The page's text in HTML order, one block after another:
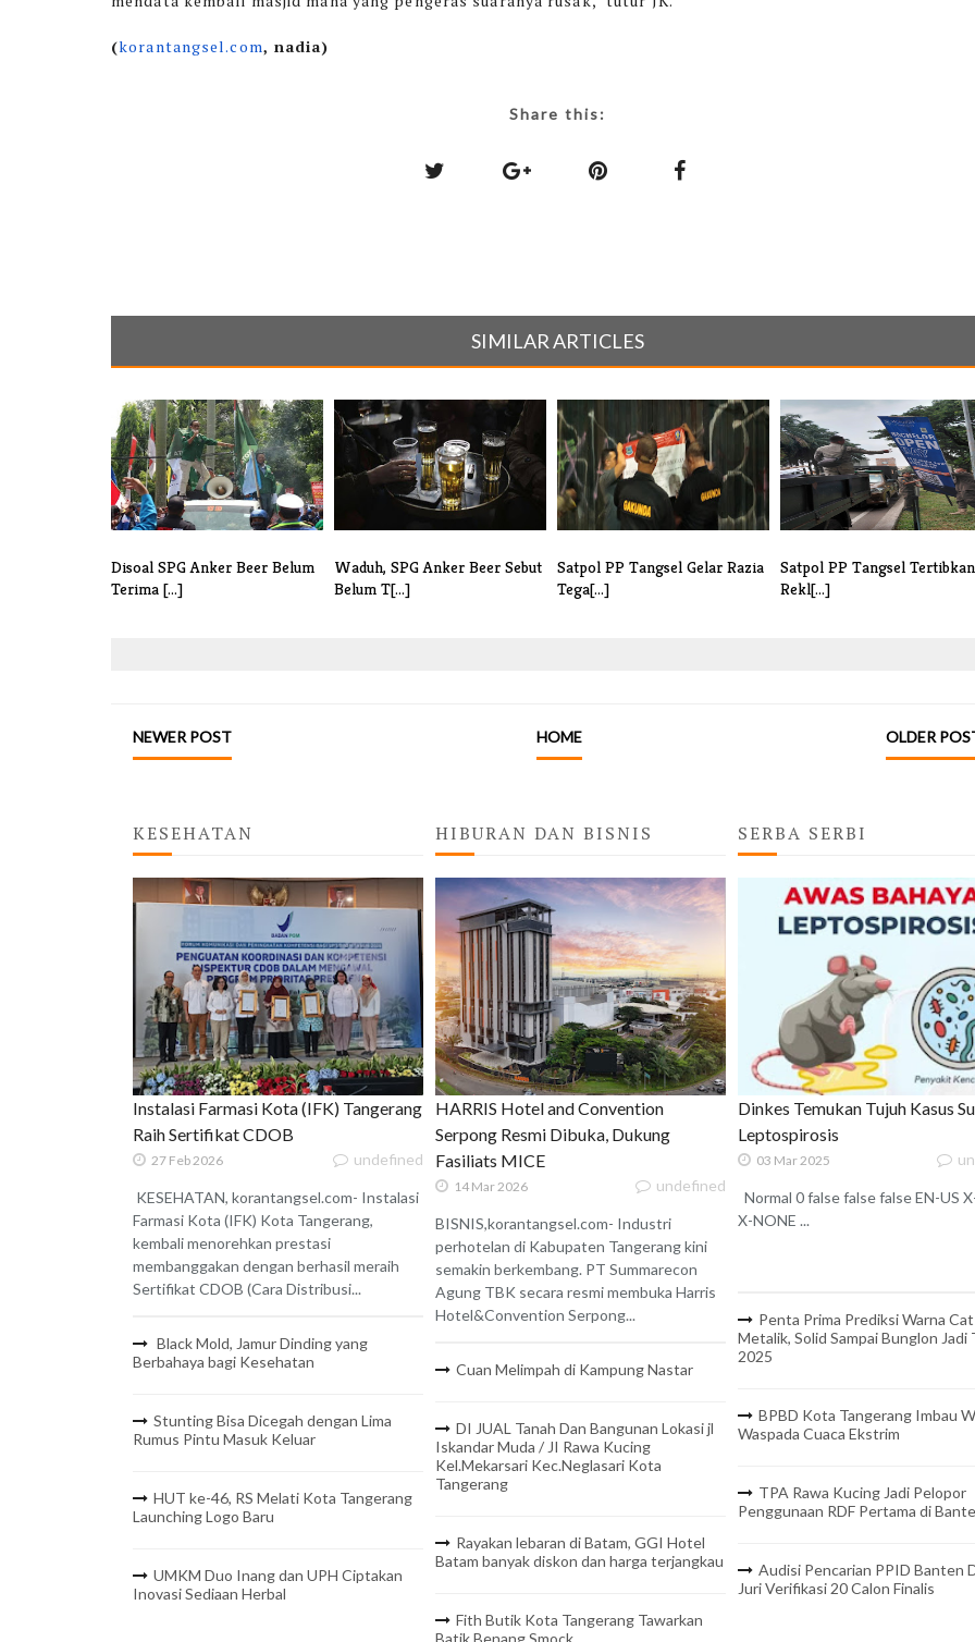
(korantangsel.com, nadia)
Share this:
SIMILAR ARTICLES
Disoal SPG Anker Beer Belum
Terima [...]
Waduh, SPG Anker Beer Sebut
Belum T[...]
Satpol PP Tangsel Gelar Razia
Tega[...]
Satpol PP Tangsel
Rekl[...]
NEWER POST OLDER
HOME
KESEHATAN
Instalasi Farmasi Kota (IFK) Tangerang
Raih Sertifikat CDOB
27 Feb 2026 undefined
KESEHATAN, korantangsel.com- Instalasi
Farmasi Kota (IFK) Kota Tangerang,
kembali menorehkan prestasi
membanggakan dengan berhasil meraih
Sertifikat CDOB (Cara Distribusi...
Black Mold, Jamur Dinding yang
Berbahaya bagi Kesehatan
Stunting Bisa Dicegah dengan Lima
Rumus Pintu Masuk Keluar
HUT ke-46, RS Melati Kota Tangerang
Launching Logo Baru
UMKM Duo Inang dan UPH Ciptakan
Inovasi Sediaan Herbal
HIBURAN DAN BISNIS
HARRIS Hotel and Convention
Serpong Resmi Dibuka, Dukung
Fasiliats MICE
14 Mar 2026 undefined
BISNIS,korantangsel.com- Industri
perhotelan di Kabupaten Tangerang kini
semakin berkembang. PT Summarecon
Agung TBK secara resmi membuka Harris
Hotel&Convention Serpong...
Cuan Melimpah di Kampung Nastar
DI JUAL Tanah Dan Bangunan Lokasi jl
Iskandar Muda / JI Rawa Kucing
Kel.Mekarsari Kec.Neglasari Kota
Tangerang
Rayakan lebaran di Batam, GGI Hotel
Batam banyak diskon dan harga terjangkau
Fith Butik Kota Tangerang Tawarkan
Batik Benang Smock
SERBA SERBI
Dinkes Temukan Tujuh Kasus
Leptospirosis
03 Mar 2025
Normal 0 false false false EN-US
X-NONE ...
Penta Prima Prediksi Warna
Metalik, Solid Sampai Bunglon Jadi
2025
BPBD Kota Tangerang Imbau
Waspada Cuaca Ekstrim
TPA Rawa Kucing Jadi Pelopor
Penggunaan RDF Pertama di
Audisi Pencarian PPID Banten
Juri Verifikasi 20 Calon Finalis